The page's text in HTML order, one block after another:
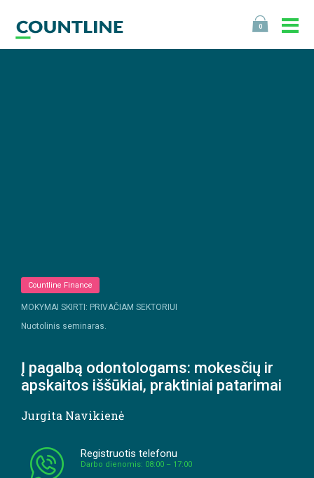
0
Countline Finance
MOKYMAI SKIRTI: PRIVAČIAM SEKTORIUI
Nuotolinis seminaras.
Į pagalbą odontologams: mokesčių ir
apskaitos iššūkiai, praktiniai patarimai
Jurgita Navikienė
Registruotis telefonu
Darbo dienomis: 08:00 – 17:00